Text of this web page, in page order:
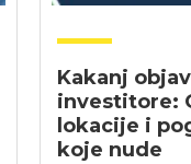
Kakanj
investitore:
lokacije i
koje nude